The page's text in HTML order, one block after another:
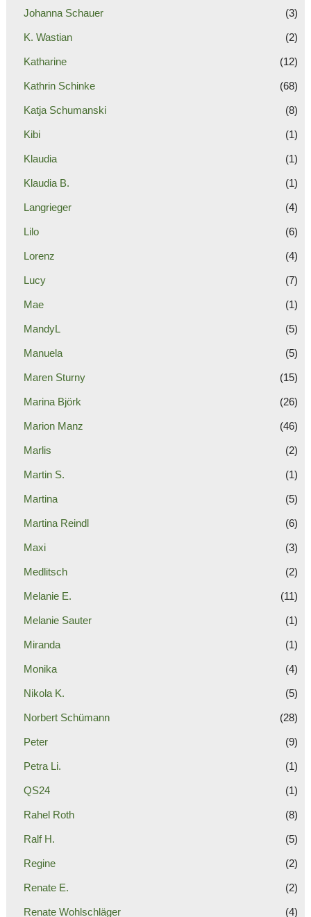
Johanna Schauer (3)
K. Wastian (2)
Katharine (12)
Kathrin Schinke (68)
Katja Schumanski (8)
Kibi (1)
Klaudia (1)
Klaudia B. (1)
Langrieger (4)
Lilo (6)
Lorenz (4)
Lucy (7)
Mae (1)
MandyL (5)
Manuela (5)
Maren Sturny (15)
Marina Björk (26)
Marion Manz (46)
Marlis (2)
Martin S. (1)
Martina (5)
Martina Reindl (6)
Maxi (3)
Medlitsch (2)
Melanie E. (11)
Melanie Sauter (1)
Miranda (1)
Monika (4)
Nikola K. (5)
Norbert Schümann (28)
Peter (9)
Petra Li. (1)
QS24 (1)
Rahel Roth (8)
Ralf H. (5)
Regine (2)
Renate E. (2)
Renate Wohlschläger (4)